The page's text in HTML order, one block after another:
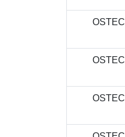
OSTEC
OSTEC
OSTEC